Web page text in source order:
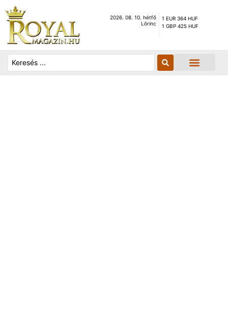
2026. 08. 10. hétfő
Lőrinc
1 EUR 364 HUF
1 GBP 425 HUF